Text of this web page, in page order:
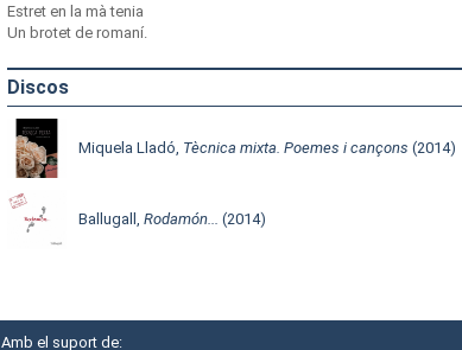
Estret en la mà tenia
Un brotet de romaní.
Discos
Miquela Lladó, Tècnica mixta. Poemes i cançons (2014)
Ballugall, Rodamón... (2014)
Amb el suport de: